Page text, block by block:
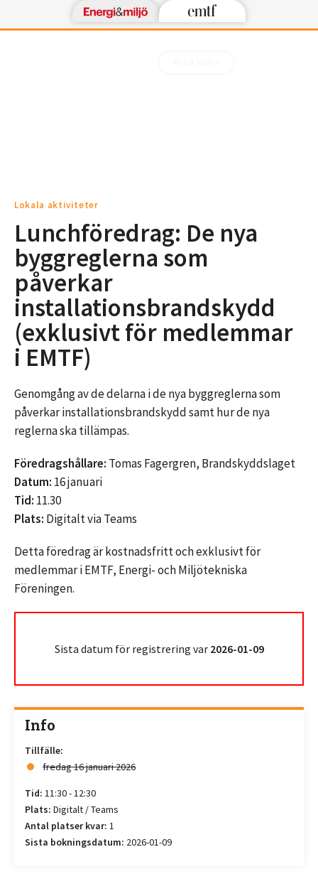
Lokala aktiviteter
Lunchföredrag: De nya
byggreglerna som
påverkar
installationsbrandskydd
(exklusivt för medlemmar
i EMTF)
Genomgång av de delarna i de nya byggreglerna som
påverkar installationsbrandskydd samt hur de nya
reglerna ska tillämpas.
Föredragshållare: Tomas Fagergren, Brandskyddslaget
Datum: 16 januari
Tid: 11.30
Plats: Digitalt via Teams
Detta föredrag är kostnadsfritt och exklusivt för
medlemmar i EMTF, Energi- och Miljötekniska
Föreningen.
Sista datum för registrering var 2026-01-09
Info
Tillfälle:
fredag 16 januari 2026
Tid: 11:30 - 12:30
Plats: Digitalt / Teams
Antal platser kvar: 1
Sista bokningsdatum: 2026-01-09